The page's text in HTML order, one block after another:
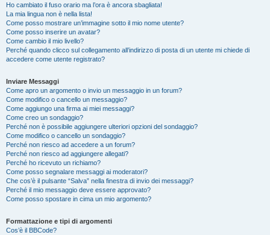
Ho cambiato il fuso orario ma l’ora è ancora sbagliata!
La mia lingua non è nella lista!
Come posso mostrare un’immagine sotto il mio nome utente?
Come posso inserire un avatar?
Come cambio il mio livello?
Perché quando clicco sul collegamento all’indirizzo di posta di un utente mi chiede di
accedere come utente registrato?
Inviare Messaggi
Come apro un argomento o invio un messaggio in un forum?
Come modifico o cancello un messaggio?
Come aggiungo una firma ai miei messaggi?
Come creo un sondaggio?
Perché non è possibile aggiungere ulteriori opzioni del sondaggio?
Come modifico o cancello un sondaggio?
Perché non riesco ad accedere a un forum?
Perché non riesco ad aggiungere allegati?
Perché ho ricevuto un richiamo?
Come posso segnalare messaggi ai moderatori?
Che cos’è il pulsante “Salva” nella finestra di invio dei messaggi?
Perché il mio messaggio deve essere approvato?
Come posso spostare in cima un mio argomento?
Formattazione e tipi di argomenti
Cos’è il BBCode?